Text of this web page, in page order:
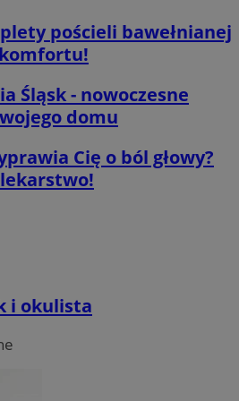
pościeli bawełnianej
Śląsk - nowoczesne
domu
Cię o ból głowy?
i okulista
Cloudflare
Inc.
.x.com
29 minut 59